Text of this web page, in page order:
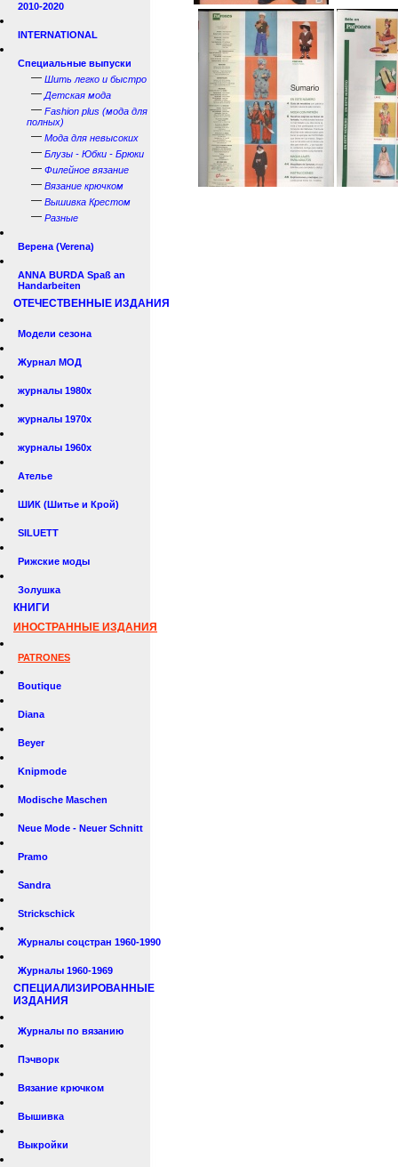
2010-2020
INTERNATIONAL
Специальные выпуски
— Шить легко и быстро
— Детская мода
— Fashion plus (мода для
полных)
— Мода для невысоких
— Блузы - Юбки - Брюки
— Филейное вязание
— Вязание крючком
— Вышивка Крестом
— Разные
Верена (Verena)
ANNA BURDA Spaß an
Handarbeiten
ОТЕЧЕСТВЕННЫЕ ИЗДАНИЯ
Модели сезона
Журнал МОД
журналы 1980х
журналы 1970х
журналы 1960х
Ателье
ШИК (Шитье и Крой)
SILUETT
Рижские моды
Золушка
КНИГИ
ИНОСТРАННЫЕ ИЗДАНИЯ
PATRONES
Boutique
Diana
Beyer
Knipmode
Modische Maschen
Neue Mode - Neuer Schnitt
Pramo
Sandra
Strickschick
Журналы соцстран 1960-1990
Журналы 1960-1969
СПЕЦИАЛИЗИРОВАННЫЕ
ИЗДАНИЯ
Журналы по вязанию
Пэчворк
Вязание крючком
Вышивка
Выкройки